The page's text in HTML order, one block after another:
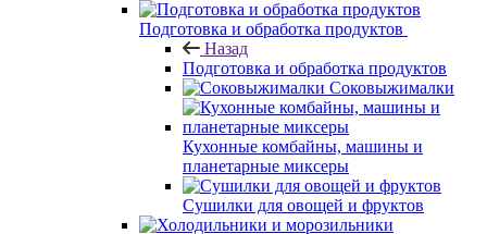
Подготовка и обработка продуктов
Назад
Подготовка и обработка продуктов
Соковыжималки
Кухонные комбайны, машины и
планетарные миксеры
Сушилки для овощей и фруктов